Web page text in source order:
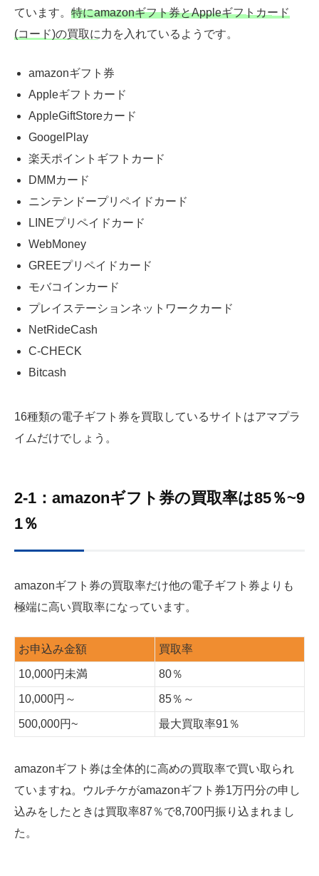
ています。 特にamazonギフト券とAppleギフトカード
(コード)の買取に力を入れているようです。
amazonギフト券
Appleギフトカード
AppleGiftStoreカード
GoogelPlay
楽天ポイントギフトカード
DMMカード
ニンテンドープリペイドカード
LINEプリペイドカード
WebMoney
GREEプリペイドカード
モバコインカード
プレイステーションネットワークカード
NetRideCash
C-CHECK
Bitcash
16種類の電子ギフト券を買取しているサイトはアマプラ
イムだけでしょう。
2-1：amazonギフト券の買取率は85％~9
1％
amazonギフト券の買取率だけ他の電子ギフト券よりも
極端に高い買取率になっています。
お申込み金額 買取率
10,000円未満 80％
10,000円～ 85％～
500,000円~ 最大買取率91％
amazonギフト券は全体的に高めの買取率で買い取られ
ていますね。ウルチケがamazonギフト券1万円分の申し
込みをしたときは買取率87％で8,700円振り込まれまし
た。